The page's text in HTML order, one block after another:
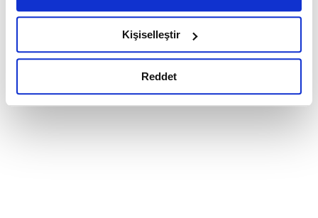
6698 sayılı Kişisel Verilerin Korunması Kanunu uyarınca
okumak ve sitemizi ziyaretiniz kapsamında
gerçekleştirilen veri işleme faaliyetleri ile ilgili daha
detaylı bilgi almak için lütfentıklayınız.
Kişiselleştir
Reddet